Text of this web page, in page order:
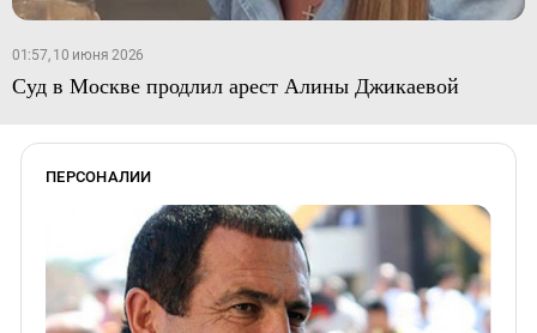
01:57, 10 июня 2026
Суд в Москве продлил арест Алины Джикаевой
ПЕРСОНАЛИИ